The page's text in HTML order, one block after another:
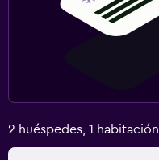
2 huéspedes, 1 habitación